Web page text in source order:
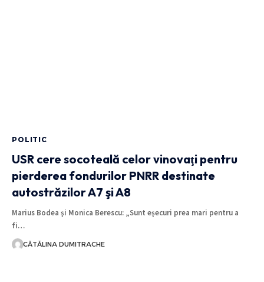
POLITIC
USR cere socoteală celor vinovaţi pentru
pierderea fondurilor PNRR destinate
autostrăzilor A7 şi A8
Marius Bodea şi Monica Berescu: „Sunt eşecuri prea mari pentru a
fi…
CĂTĂLINA DUMITRACHE